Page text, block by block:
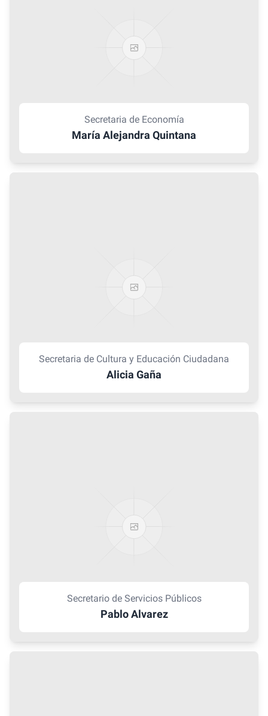
Secretaria de Economía
María Alejandra Quintana
Secretaria de Cultura y Educación Ciudadana
Alicia Gaña
Secretario de Servicios Públicos
Pablo Alvarez